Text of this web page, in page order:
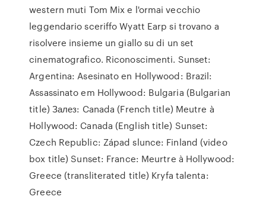
western muti Tom Mix e l'ormai vecchio
leggendario sceriffo Wyatt Earp si trovano a
risolvere insieme un giallo su di un set
cinematografico. Riconoscimenti. Sunset:
Argentina: Asesinato en Hollywood: Brazil:
Assassinato em Hollywood: Bulgaria (Bulgarian
title) Залез: Canada (French title) Meutre à
Hollywood: Canada (English title) Sunset:
Czech Republic: Západ slunce: Finland (video
box title) Sunset: France: Meurtre à Hollywood:
Greece (transliterated title) Kryfa talenta:
Greece